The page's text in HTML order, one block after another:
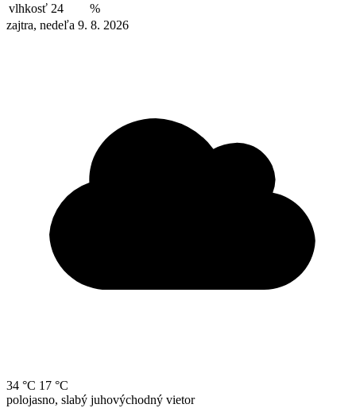
vlhkosť 24
%
zajtra, nedeľa 9. 8. 2026
34 °C 17 °C
polojasno, slabý juhovýchodný vietor